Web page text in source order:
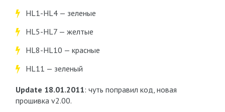
HL1-HL4 — зеленые
HL5-HL7 — желтые
HL8-HL10 — красные
HL11 — зеленый
Update 18.01.2011: чуть поправил код, новая
прошивка v2.00.